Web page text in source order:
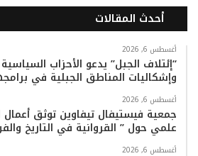
س
ب
و
ك
ي
ت
ر
ت
ي
و
ب
س
ق
ر
ا
أحدث المقالات
أغسطس 6, 2026
“إئتلاف الجبل” يدعو الأحزاب
وإشكاليات المناطق الجبلية في
أغسطس 6, 2026
جمعية فيستيفال تيفاوين توثق أعمال
علمي حول ” القروانية في التاريخ
أغسطس 6, 2026